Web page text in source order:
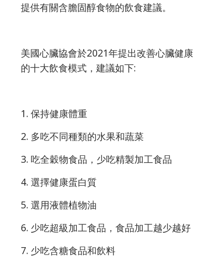
提供有關含膽固醇食物的飲食建議。
美國心臟協會於2021年提出改善心臟健康
的十大飲食模式，建議如下:
1. 保持健康體重
2. 多吃不同種類的水果和蔬菜
3. 吃全穀物食品，少吃精製加工食品
4. 選擇健康蛋白質
5. 選用液體植物油
6. 少吃超級加工食品，食品加工越少越好
7. 少吃含糖食品和飲料